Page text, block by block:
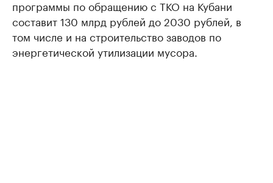
программы по обращению с ТКО на Кубани
составит 130 млрд рублей до 2030 рублей, в
том числе и на строительство заводов по
энергетической утилизации мусора.